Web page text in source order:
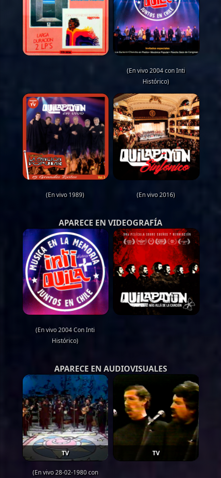
(En vivo 2004 con Inti
Histórico)
(En vivo 1989) (En vivo 2016)
APARECE EN VIDEOGRAFÍA
(En vivo 2004 Con Inti
Histórico)
APARECE EN AUDIOVISUALES
TV
(En vivo 28-02-1980 con
TV